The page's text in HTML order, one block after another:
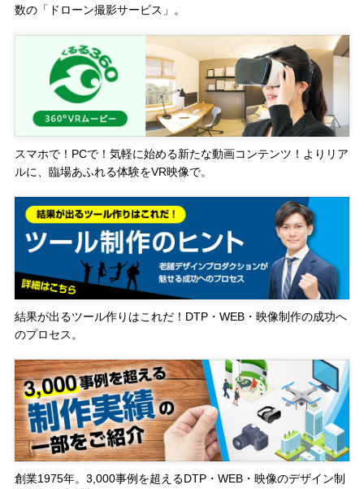
数の「ドローン撮影サービス」。
スマホで！PCで！気軽に始める新たな動画コンテンツ！よりリア
ルに、臨場あふれる体験をVR映像で。
結果が出るツール作りはこれだ！DTP・WEB・映像制作の成功へ
のプロセス。
創業1975年。3,000事例を超えるDTP・WEB・映像のデザイン制